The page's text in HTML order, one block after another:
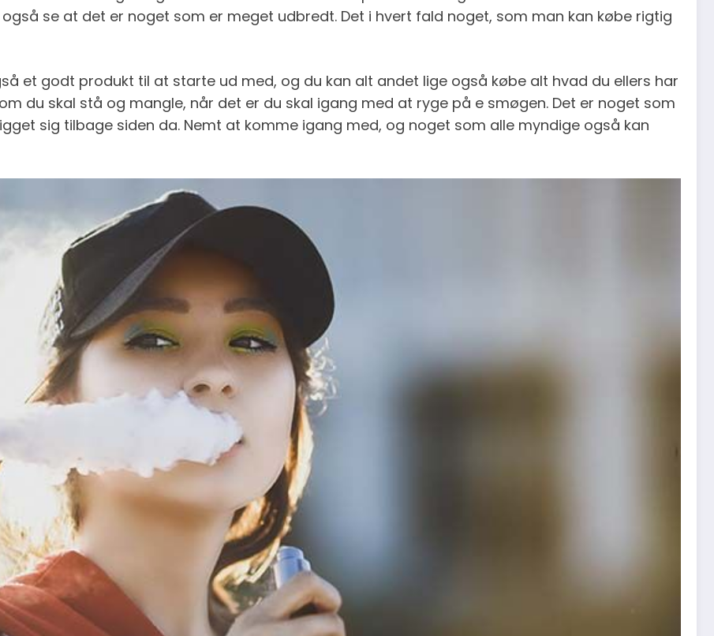
se at det er noget som er meget udbredt. Det i hvert fald noget, som man kan købe rigtig
et godt produkt til at starte ud med, og du kan alt andet lige også købe alt hvad du ellers har
du skal stå og mangle, når det er du skal igang med at ryge på e smøgen. Det er noget som
sig tilbage siden da. Nemt at komme igang med, og noget som alle myndige også kan